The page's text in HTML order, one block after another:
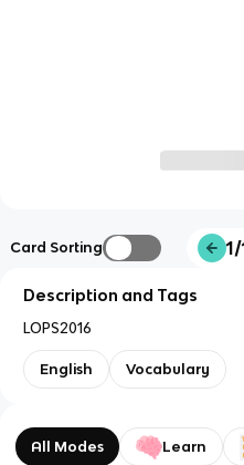
Card Sorting 1/
Description and Tags
LOPS2016
English Vocabulary
All Modes Learn